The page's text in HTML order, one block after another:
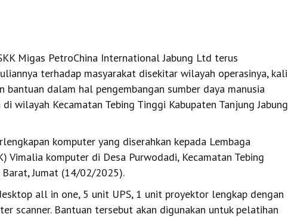
Migas PetroChina International Jabung Ltd terus
terhadap masyarakat disekitar wilayah operasinya, kali
bantuan dalam hal pengembangan sumber daya manusia
wilayah Kecamatan Tebing Tinggi Kabupaten Tanjung Jabung
komputer yang diserahkan kepada Lembaga
Vimalia komputer di Desa Purwodadi, Kecamatan Tebing
Barat, Jumat (14/02/2025).
all in one, 5 unit UPS, 1 unit proyektor lengkap dengan
scanner. Bantuan tersebut akan digunakan untuk pelatihan